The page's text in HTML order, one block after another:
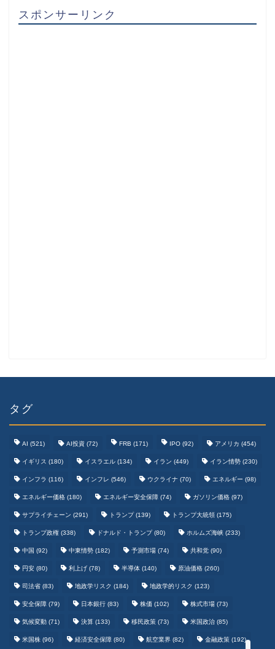
スポンサーリンク
タグ
AI (521) AI投資 (72) FRB (171) IPO (92) アメリカ (454)
イギリス (180) イスラエル (134) イラン (449) イラン情勢 (230)
インフラ (116) インフレ (546) ウクライナ (70) エネルギー (98)
エネルギー価格 (180) エネルギー安全保障 (74) ガソリン価格 (97)
サプライチェーン (291) トランプ(139) トランプ大統領 (175)
トランプ政権 (338) ドナルド・トランプ(80) ホルムズ海峡 (233)
中国 (92) 中東情勢 (182) 予測市場 (74) 共和党 (90)
円安 (80) 利上げ (78) 半導体 (140) 原油価格 (260)
司法省 (83) 地政学リスク (184) 地政学的リスク (123)
安全保障 (79) 日本銀行 (83) 株価 (102) 株式市場 (73)
気候変動 (71) 決算 (133) 移民政策 (73) 米国政治 (85)
米国株 (96) 経済安全保障 (80) 航空業界 (82) 金融政策 (192)
野球まとめ
サッカーまとめ